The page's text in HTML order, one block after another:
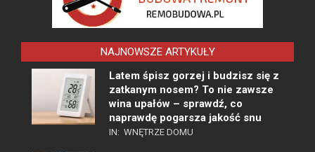
NAJNOWSZE ARTYKUŁY
Latem śpisz gorzej i budzisz się z
zatkanym nosem? To nie zawsze
wina upałów – sprawdź, co
naprawdę pogarsza jakość snu
IN: WNĘTRZE DOMU